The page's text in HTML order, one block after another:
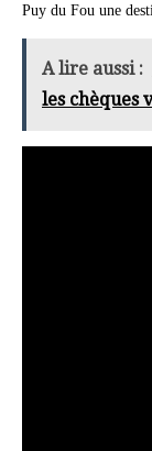
Puy du Fou une
A lire aussi :
les chèques